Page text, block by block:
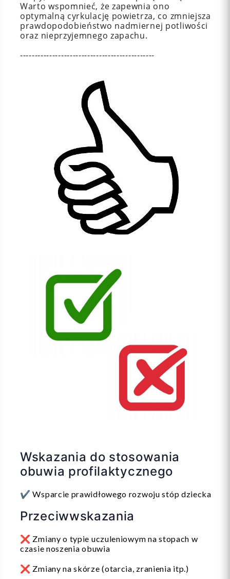
Warto wspomnieć, że zapewnia ono
optymalną cyrkulację powietrza, co zmniejsza
prawdopodobieństwo nadmiernej potliwości
oraz nieprzyjemnego zapachu.
----------------------------------------------
Wskazania do stosowania
obuwia profilaktycznego
✔️ Wsparcie prawidłowego rozwoju stóp dziecka
Przeciwwskazania
❌ Zmiany o typie uczuleniowym na stopach w
czasie noszenia obuwia
❌ Zmiany na skórze (otarcia, zranienia itp.)